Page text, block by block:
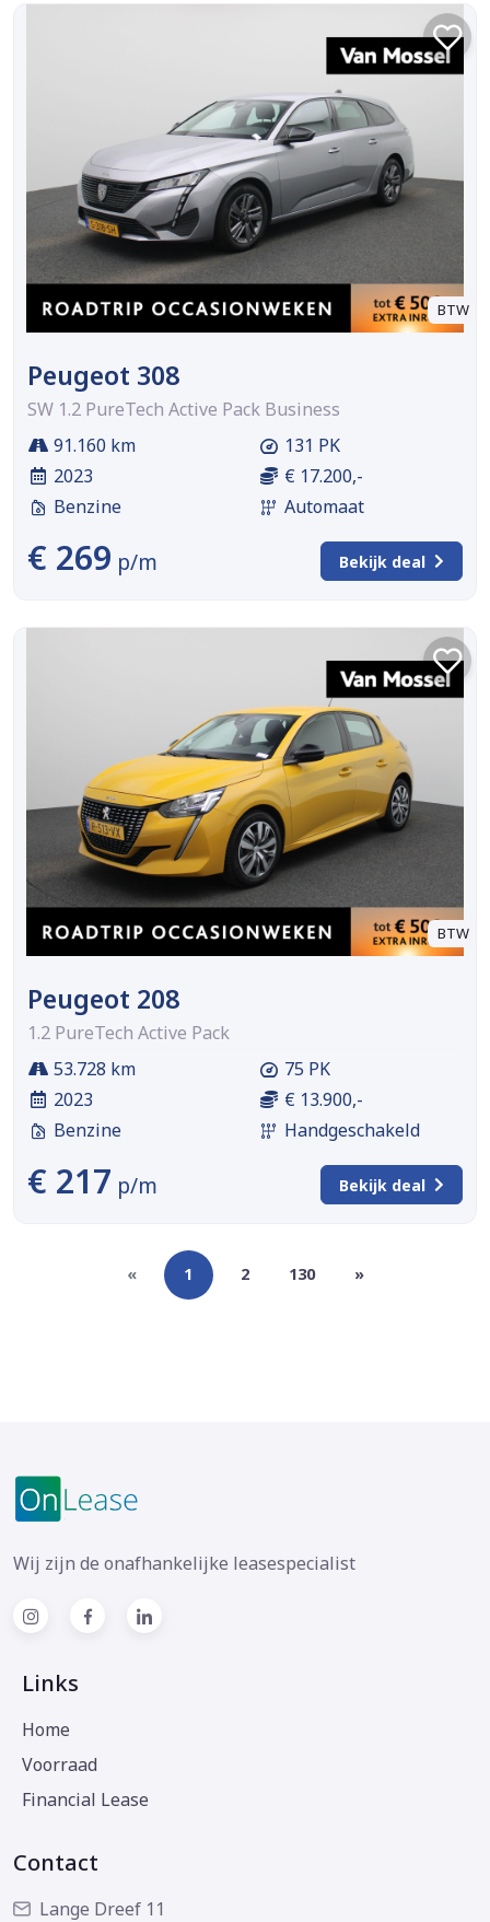
BTW
Peugeot 308
SW 1.2 PureTech Active Pack Business
91.160 km
2023
Benzine
131 PK
€ 17.200,-
Automaat
€ 269 p/m Bekijk deal
BTW
Peugeot 208
1.2 PureTech Active Pack
53.728 km
2023
Benzine
75 PK
€ 13.900,-
Handgeschakeld
€ 217 p/m Bekijk deal
« 1 2 130 »
Wij zijn de onafhankelijke leasespecialist
Links
Home
Voorraad
Financial Lease
Contact
Lange Dreef 11